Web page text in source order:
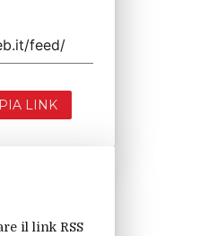
LINK
il link RSS